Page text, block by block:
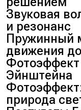
Звуковая
и резонанс
Пружинный
движения
Фотоэффект
Эйнштейна
природа